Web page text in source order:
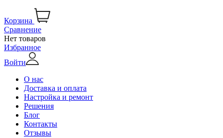
Корзина
Сравнение
Нет товаров
Избранное
Войти
О нас
Доставка и оплата
Настройка и ремонт
Решения
Блог
Контакты
Отзывы